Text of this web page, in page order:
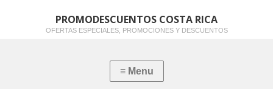
PROMODESCUENTOS COSTA RICA
OFERTAS ESPECIALES, PROMOCIONES Y DESCUENTOS